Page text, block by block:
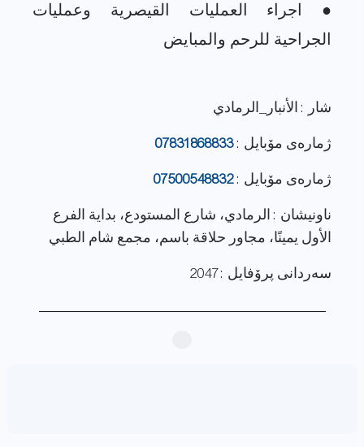
● اجراء العمليات القيصرية وعمليات
شار : الأنبار_الرمادي
ژماره‌ی مۆبایل :07831868833
ژماره‌ی مۆبایل :07500548832
ناونيشان : الرمادي، شارع المستودع، بداية الفرع
الأول يمينًا، مجاور حلاقة باسم، مجمع شام الطبي
سەردانی پرۆفایل : 2047